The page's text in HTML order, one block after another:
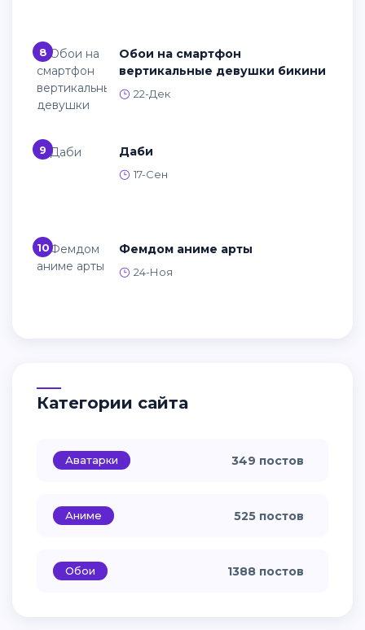
8
Обои на смартфон
вертикальные девушки бикини
22-Дек
9 Даби
17-Сен
10 Фемдом аниме арты
24-Ноя
Категории сайта
Аватарки 349 постов
Аниме 525 постов
Обои 1388 постов